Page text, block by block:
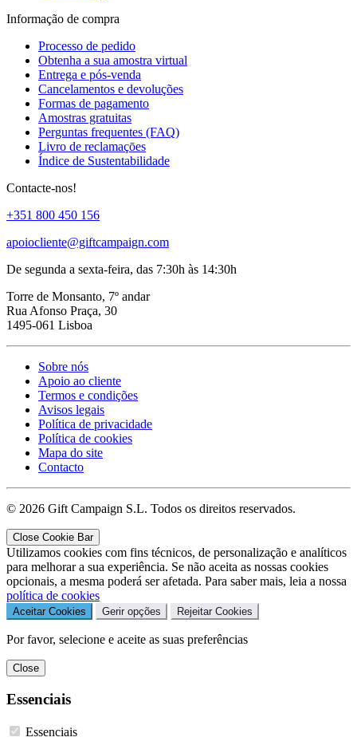
Informação de compra
Processo de pedido
Obtenha a sua amostra virtual
Entrega e pós-venda
Cancelamentos e devoluções
Formas de pagamento
Amostras gratuitas
Perguntas frequentes (FAQ)
Livro de reclamaçōes
Índice de Sustentabilidade
Contacte-nos!
+351 800 450 156
apoiocliente@giftcampaign.com
De segunda a sexta-feira, das 7:30h às 14:30h
Torre de Monsanto, 7º andar
Rua Afonso Praça, 30
1495-061 Lisboa
Sobre nós
Apoio ao cliente
Termos e condições
Avisos legais
Política de privacidade
Política de cookies
Mapa do site
Contacto
© 2026 Gift Campaign S.L. Todos os direitos reservados.
Close Cookie Bar
Utilizamos cookies com fins técnicos, de personalização e analíticos
para melhorar a sua experiência. Se não aceita as nossas cookies
opcionais, a mesma poderá ser afetada. Para saber mais, leia a nossa
política de cookies
Aceitar Cookies Gerir opções Rejeitar Cookies
Por favor, selecione e aceite as suas preferências
Close
Essenciais
Essenciais